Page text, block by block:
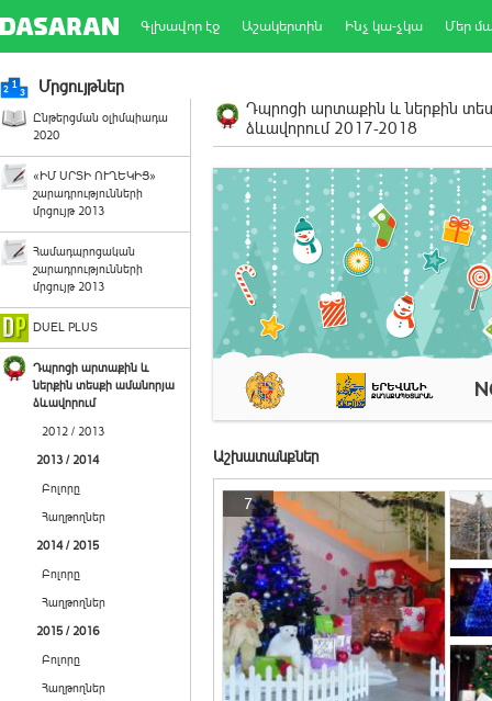
Գլխավոր էջ Աշակերտին Ինչ կա-չկա Մեր
Մրցույթներ
Ընթերցման օլիմպիադա
2020
«ԻՄ ՍՐՏԻ ՈՒՂԵԿԻՑ»
շարադրությունների
մրցույթ 2013
Համադպրոցական
շարադրությունների
մրցույթ 2013
DUEL PLUS
Դպրոցի արտաքին և
ներքին տեսքի ամանորյա
ձևավորում
2012 / 2013
2013 / 2014
Բոլորը
Հաղթողներ
2014 / 2015
Բոլորը
Հաղթողներ
2015 / 2016
Բոլորը
Հաղթողներ
Դպրոցի արտաքին և ներքին
ձևավորում 2017-2018
Աշխատանքներ
7